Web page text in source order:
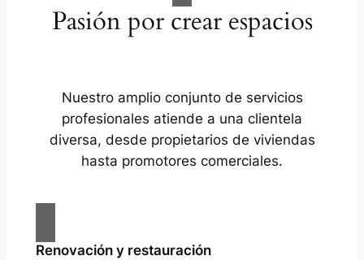
Pasión por crear espacios
Nuestro amplio conjunto de servicios
profesionales atiende a una clientela
diversa, desde propietarios de viviendas
hasta promotores comerciales.
Renovación y restauración